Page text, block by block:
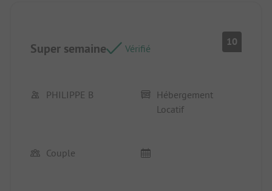
Super semaine Vérifié
10
PHILIPPE B
Hébergement
Locatif
Couple